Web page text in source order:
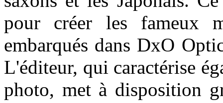
pour créer les fameux
embarqués dans DxO
L'éditeur, qui caractérise
photo, met à disposition